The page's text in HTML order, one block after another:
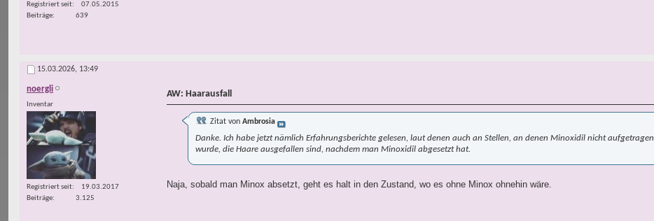
Registriert seit
07.05.2015
Beiträge
639
15.03.2026, 13:49
noergli
Inventar
Registriert seit
19.03.2017
Beiträge
3.125
AW: Haarausfall
Zitat von Ambrosia
Danke. Ich habe jetzt nämlich Erfahrungsberichte gelesen, laut denen auch an Stellen, an denen Minoxidil nicht aufgetragen
wurde, die Haare ausgefallen sind, nachdem man Minoxidil abgesetzt hat.
Naja, sobald man Minox absetzt, geht es halt in den Zustand, wo es ohne Minox ohnehin wäre.